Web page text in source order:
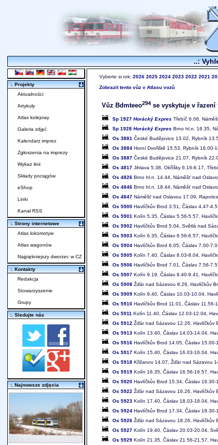
..:
Vyberte si rok: 2026 2025 2024 2023 2022 2021
Zobrazit tento vůz v Atlasu vozů
Vůz Bdmteeo294 se vyskytuje v řazení
Sp 1927 Horácký Expres Třebíč 6.06,
Sp 1928 Horácký Expres Brno hl.n. 16.35,
Os 3881 České Budějovice 13.02, Rybník
Os 3884 Horní Dvořiště 15.53, Rybník 16.00-
Os 3887 České Budějovice 21.07, Rybník
Os 4817 Jihlava 5.38, Okříšky 6.16-6.17,
Os 4826 Brno hl.n. 14.44, Náměšť nad
Os 4846 Brno hl.n. 18.44, Náměšť nad
Os 4847 Náměšť nad Oslavou 17.09,
Os 5900 Havlíčkův Brod 3.51, Čáslav 4.47-
Os 5901 Kolín 5.35, Čáslav 5.56-5.57,
Os 5902 Havlíčkův Brod 5.04, Světlá nad
Os 5903 Kolín 6.35, Čáslav 6.56-6.57,
Os 5904 Havlíčkův Brod 6.05, Čáslav 7.00-
Os 5905 Kolín 7.40, Čáslav 8.03-8.04,
Os 5906 Havlíčkův Brod 7.01, Čáslav 7.56-
Os 5907 Kolín 9.19, Čáslav 9.40-9.41,
Os 5908 Žďár nad Sázavou 8.26, Havlíčkův
Os 5909 Kolín 9.40, Čáslav 10.03-10.04,
Os 5910 Havlíčkův Brod 11.01, Čáslav 11.56-
Os 5911 Kolín 11.40, Čáslav 12.03-12.04,
Os 5912 Žďár nad Sázavou 12.26, Havlíčkův
Os 5913 Kolín 13.40, Čáslav 14.03-14.04,
Os 5916 Havlíčkův Brod 14.05, Čáslav
Os 5917 Kolín 15.40, Čáslav 16.03-16.04,
Os 5918 Křižanov 14.07, Žďár nad Sázavou
Os 5919 Kolín 16.35, Čáslav 16.56-16.57,
Os 5920 Havlíčkův Brod 15.34, Čáslav
Os 5922 Žďár nad Sázavou 16.26, Havlíčkův
Os 5923 Kolín 17.40, Čáslav 18.03-18.04,
Os 5924 Havlíčkův Brod 17.34, Čáslav
Os 5926 Žďár nad Sázavou 18.26, Havlíčkův
Os 5927 Kolín 19.40, Čáslav 20.03-20.04,
Os 5929 Kolín 21.35, Čáslav 21.56-21.57,
:. Projekty
Aktualności
Artykuły
Atlas kolejowy
Galeria zdjęć
Kalendarz imprez
Zgłoszenia na imprezy
Wykaz linii
Składy pociągów
eShop
Linki
Kanał RSS
:. Strony internetowe
Atlas lokomotyw
Atlas wagonów
Najpiękniejszy dworzec w CZ
:. Kontakty
Redakcja
Stowarzyszenie
Grupy
:. Sledujte nás
:. Najnowsze zdjęcia